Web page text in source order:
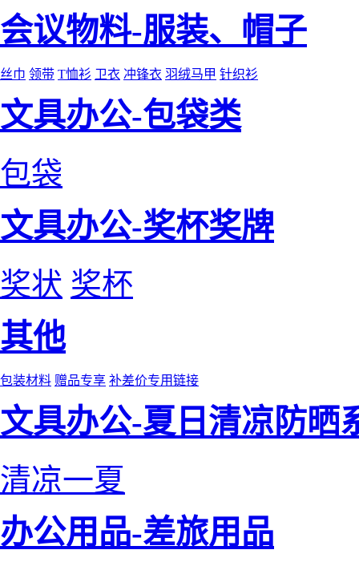
会议物料-服装、帽子
丝巾 领带 T恤衫 卫衣 冲锋衣 羽绒马甲 针织衫
文具办公-包袋类
包袋
文具办公-奖杯奖牌
奖状 奖杯
其他
包装材料 赠品专享 补差价专用链接
文具办公-夏日清凉防晒
清凉一夏
办公用品-差旅用品